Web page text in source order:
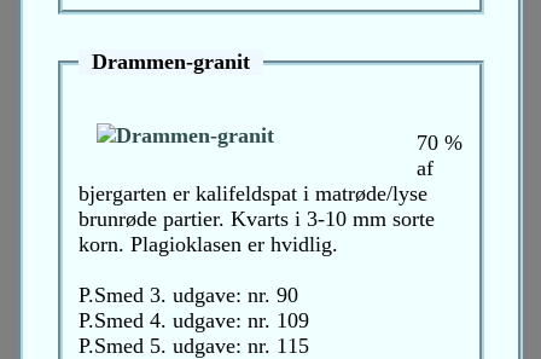
Drammen-granit
70 %
af
bjergarten er kalifeldspat i matrøde/lyse
brunrøde partier. Kvarts i 3-10 mm sorte
korn. Plagioklasen er hvidlig.
P.Smed 3. udgave: nr. 90
P.Smed 4. udgave: nr. 109
P.Smed 5. udgave: nr. 115